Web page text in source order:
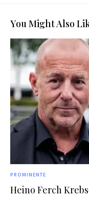
You Might Also
PROMINENTE
Heino Ferch